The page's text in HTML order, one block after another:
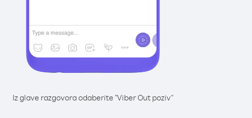
Iz glave razgovora odaberite "Viber Out poziv"